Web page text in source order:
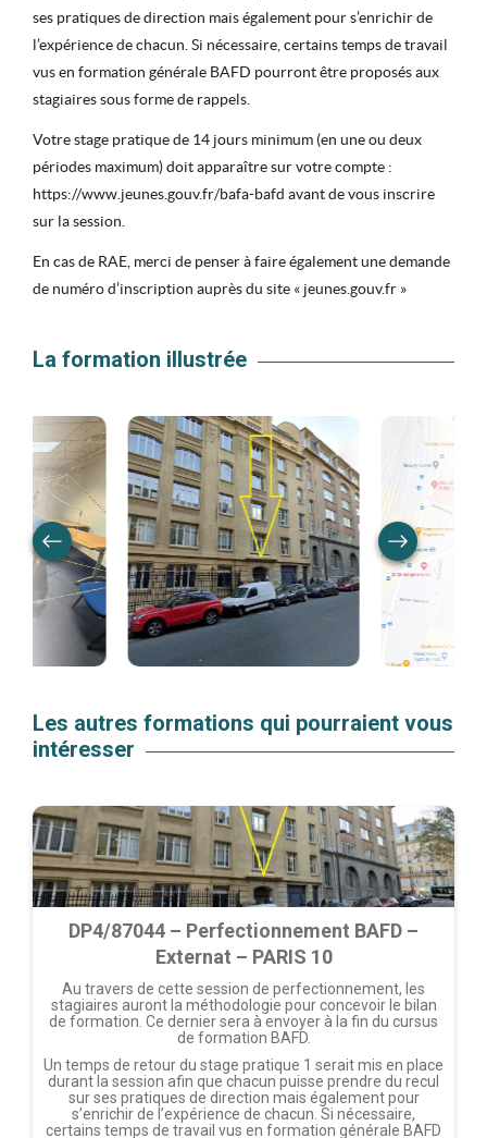
ses pratiques de direction mais également pour s’enrichir de
l’expérience de chacun. Si nécessaire, certains temps de travail
vus en formation générale BAFD pourront être proposés aux
stagiaires sous forme de rappels.
Votre stage pratique de 14 jours minimum (en une ou deux
périodes maximum) doit apparaître sur votre compte :
https://www.jeunes.gouv.fr/bafa-bafd avant de vous inscrire
sur la session.
En cas de RAE, merci de penser à faire également une demande
de numéro d’inscription auprès du site « jeunes.gouv.fr »
La formation illustrée
Les autres formations qui pourraient vous
intéresser
DP4/87044 – Perfectionnement BAFD –
Externat – PARIS 10
Au travers de cette session de perfectionnement, les
stagiaires auront la méthodologie pour concevoir le bilan
de formation. Ce dernier sera à envoyer à la fin du cursus
de formation BAFD.
Un temps de retour du stage pratique 1 serait mis en place
durant la session afin que chacun puisse prendre du recul
sur ses pratiques de direction mais également pour
s’enrichir de l’expérience de chacun. Si nécessaire,
certains temps de travail vus en formation générale BAFD